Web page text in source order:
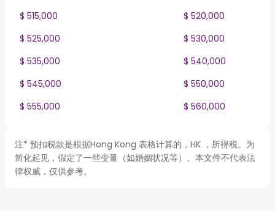
$ 515,000
$ 520,000
$ 525,000
$ 530,000
$ 535,000
$ 540,000
$ 545,000
$ 550,000
$ 555,000
$ 560,000
注* 预扣税款是根据Hong Kong 表格计算的，HK ，所得税。为
简化起见，假定了一些变量（如婚姻状况等）。本文件不代表法
律权威，仅供参考。